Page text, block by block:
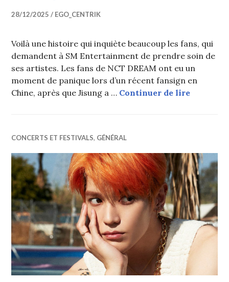
28/12/2025 EGO_CENTRIK
Voilà une histoire qui inquiète beaucoup les fans, qui
demandent à SM Entertainment de prendre soin de
ses artistes. Les fans de NCT DREAM ont eu un
moment de panique lors d’un récent fansign en
Chine, après que Jisung a … Continuer de lireUn idol
CONCERTS ET FESTIVALS, GÉNÉRAL